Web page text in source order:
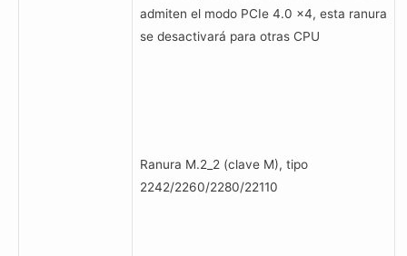
admiten el modo PCIe 4.0 x4, esta ranura
se desactivará para otras CPU
Ranura M.2_2 (clave M), tipo
2242/2260/2280/22110